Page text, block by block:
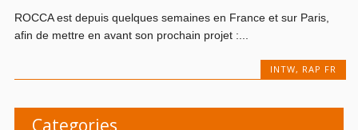
ROCCA est depuis quelques semaines en France et sur Paris,
afin de mettre en avant son prochain projet :...
INTW, RAP FR